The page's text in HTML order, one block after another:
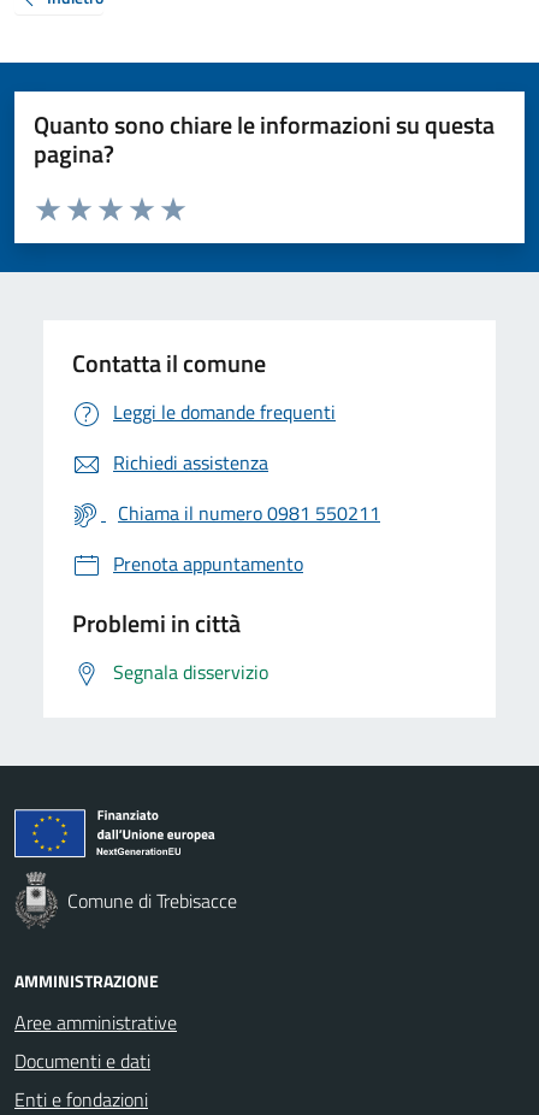
Quanto sono chiare le informazioni su questa
pagina?
Valuta da 1 a 5 stelle la pagina
Valuta 5 stelle su 5
Valuta 4 stelle su 5
Valuta 3 stelle su 5
Valuta 2 stelle su 5
Valuta 1 stelle su 5
Contatta il comune
Leggi le domande frequenti
Richiedi assistenza
Chiama il numero 0981 550211
Prenota appuntamento
Problemi in città
Segnala disservizio
Comune di Trebisacce
AMMINISTRAZIONE
Aree amministrative
Documenti e dati
Enti e fondazioni